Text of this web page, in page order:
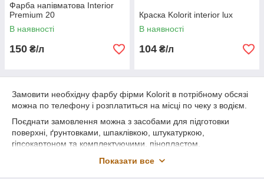
Фарба напівматова Interior
Premium 20
В наявності
150 ₴/л
Краска Kolorit interior lux
В наявності
104 ₴/л
Замовити необхідну фарбу фірми Kolorit в потрібному обсязі
можна по телефону і розплатиться на місці по чеку з водієм.
Поєднати замовлення можна з засобами для підготовки
поверхні, ґрунтовками, шпаклівкою, штукатуркою,
гіпсокартоном та комплектуючими, пінопластом,
Показати все